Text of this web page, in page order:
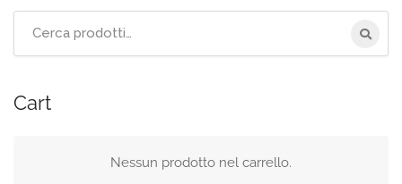
Cart
Nessun prodotto nel carrello.